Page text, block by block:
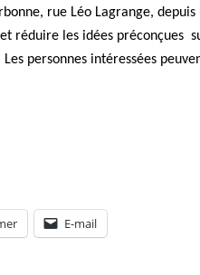
rue Léo Lagrange,
réduire les idées préconçues
personnes intéressées
E-mail